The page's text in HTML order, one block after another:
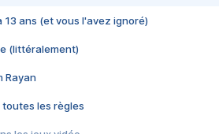
13 ans (et vous l'avez ignoré)
(littéralement)
Rayan
toutes les règles